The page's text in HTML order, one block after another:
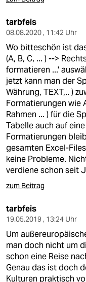
verlag
verlag
veranstaltungen
shop
fragen & hilfe
unterstützen
abo
genossenschaft
epaper login
tarbfeis
08.08.2020 , 11:42 Uhr
Wo bitteschön ist
(A, B, C, ... ) -->
formatieren ...'
jetzt kann man der
Währung, TEXT,.. )
Formatierungen wie
Rahmen ... ) für die
Tabelle auch auf
Formatierungen
gesamten Excel-
keine Probleme.
verdiene schon seit
zum Beitrag
tarbfeis
19.05.2019 , 13:24 Uhr
Um
man doch nicht um
schon eine Reise
Genau das ist doch
Kulturen praktisch